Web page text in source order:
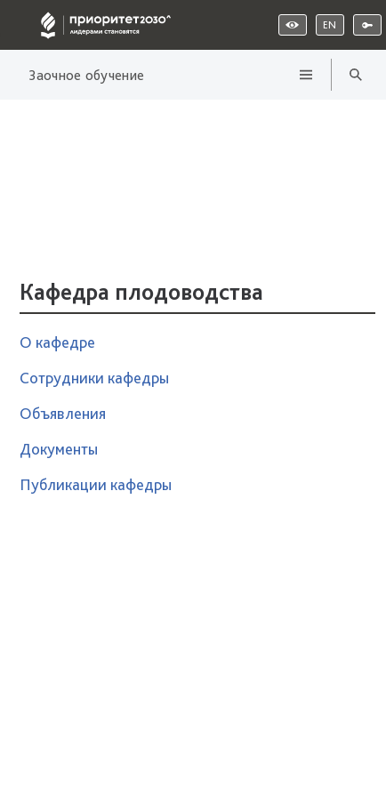
EN
Заочное обучение
Кафедра плодоводства
О кафедре
Сотрудники кафедры
Объявления
Документы
Публикации кафедры